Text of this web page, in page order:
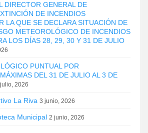
DIRECTOR GENERAL DE
DE INCENDIOS
LA QUE SE DECLARA SITUACIÓN DE
METEOROLÓGICO DE INCENDIOS
LOS DÍAS 28, 29, 30 Y 31 DE JULIO
PUNTUAL POR
DEL 31 DE JULIO AL 3 DE
2026
La Riva 3 junio, 2026
Municipal 2 junio, 2026